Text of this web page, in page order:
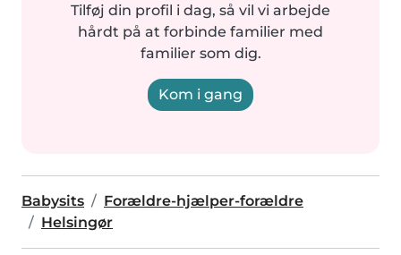
Tilføj din profil i dag, så vil vi arbejde
hårdt på at forbinde familier med
familier som dig.
Kom i gang
Babysits
Forældre-hjælper-forældre
Helsingør